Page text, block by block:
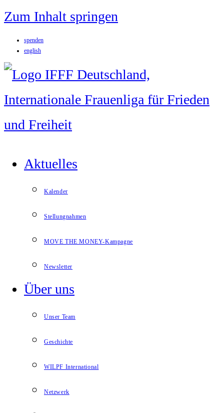
Zum Inhalt springen
spenden
english
Aktuelles
Kalender
Stellungnahmen
MOVE THE MONEY-Kampagne
Newsletter
Über uns
Unser Team
Geschichte
WILPF International
Netzwerk